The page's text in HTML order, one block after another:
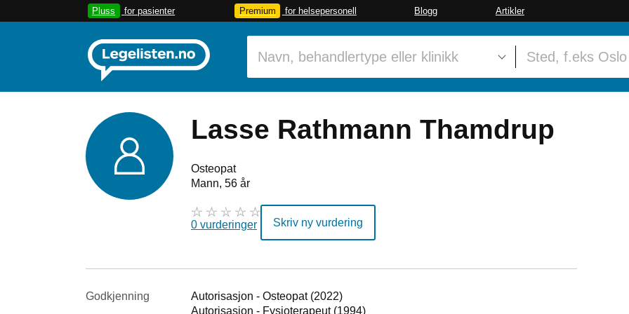
Pluss for pasienter Premium for helsepersonell Blogg Artikler
Lasse Rathmann Thamdrup
Osteopat
Mann, 56 år
0 vurderinger Skriv ny vurdering
Godkjenning
Autorisasjon - Osteopat (2022)
Autorisasjon - Fysioterapeut (1994)